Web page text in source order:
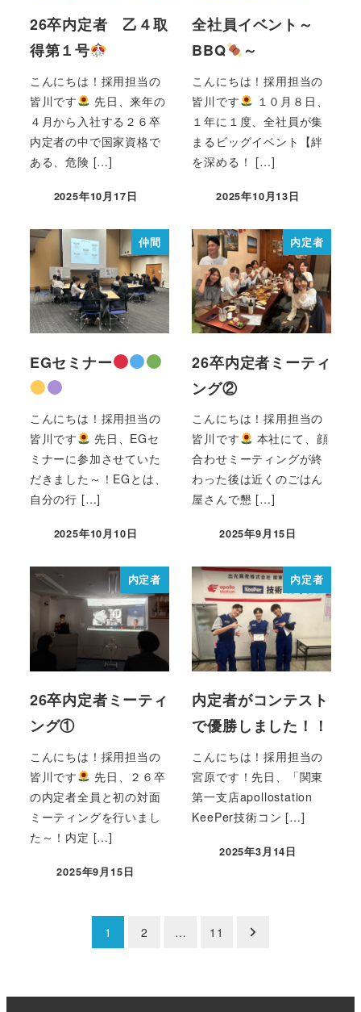
26卒内定者 乙４取
得第１号
こんにちは！採用担当の
皆川です
先日、来年の
４月から入社する２６卒
内定者の中で国家資格で
ある、危険 […]
2025年10月17日
全社員イベント～
BBQ
～
こんにちは！採用担当の
皆川です
１０月８日、
１年に１度、全社員が集
まるビッグイベント【絆
を深める！ […]
2025年10月13日
仲間
EGセミナー
こんにちは！採用担当の
皆川です
先日、EGセ
ミナーに参加させていた
だきました～！EGとは、
自分の行 […]
2025年10月10日
内定者
26卒内定者ミーティ
ング②
こんにちは！採用担当の
皆川です
本社にて、顔
合わせミーティングが終
わった後は近くのごはん
屋さんで懇 […]
2025年9月15日
内定者
26卒内定者ミーティ
ング①
こんにちは！採用担当の
皆川です
先日、２６卒
の内定者全員と初の対面
ミーティングを行いまし
た～！内定 […]
2025年9月15日
内定者
内定者がコンテスト
で優勝しました！！
こんにちは！採用担当の
宮原です！先日、「関東
第一支店apollostation
KeePer技術コン […]
2025年3月14日
ナ
1 2 … 11